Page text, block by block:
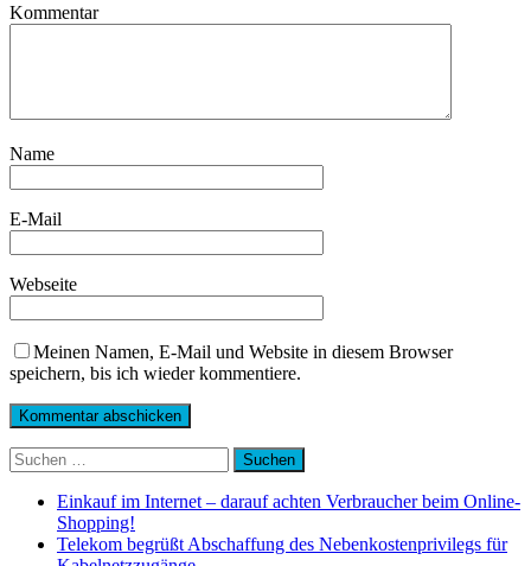
Kommentar
Name
E-Mail
Webseite
Meinen Namen, E-Mail und Website in diesem Browser
speichern, bis ich wieder kommentiere.
Suchen
nach:
Einkauf im Internet – darauf achten Verbraucher beim Online-
Shopping!
Telekom begrüßt Abschaffung des Nebenkostenprivilegs für